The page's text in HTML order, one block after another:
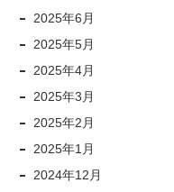
2025年6月
2025年5月
2025年4月
2025年3月
2025年2月
2025年1月
2024年12月